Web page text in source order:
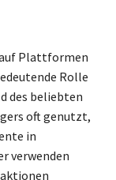
Plattformen
Rolle
des beliebten
oft genutzt,
in
verwenden